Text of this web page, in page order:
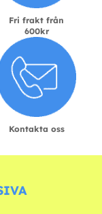
Fri frakt från
600kr
Kontakta oss